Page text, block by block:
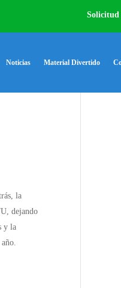
Solicitud
Noticias Material Divertido
la
dejando
y la